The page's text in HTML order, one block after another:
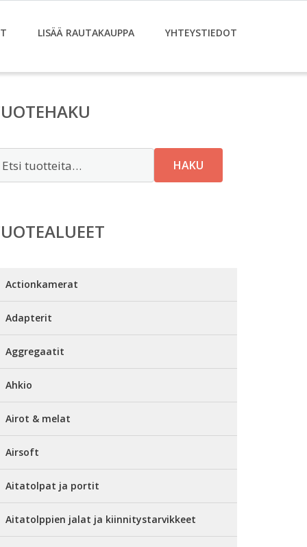
LISÄÄ RAUTAKAUPPA YHTEYSTIEDOT
HAKU
Actionkamerat
Adapterit
Aggregaatit
Ahkio
Airot & melat
Airsoft
Aitatolpat ja portit
Aitatolppien jalat ja kiinnitystarvikkeet